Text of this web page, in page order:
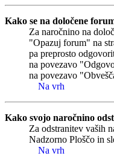
Kako se na določene
Za naročnino na
"Opazuj forum" na
pa preprosto
na povezavo
na povezavo
Na vrh
Kako svojo naročnino
Za odstranitev vaših
Nadzorno Ploščo in
Na vrh